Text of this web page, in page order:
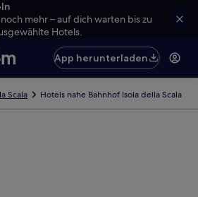
mehr – auf dich warten bis zu
Hotels.
App herunterladen
Scala Hotels nahe Bahnhof Isola della Scala